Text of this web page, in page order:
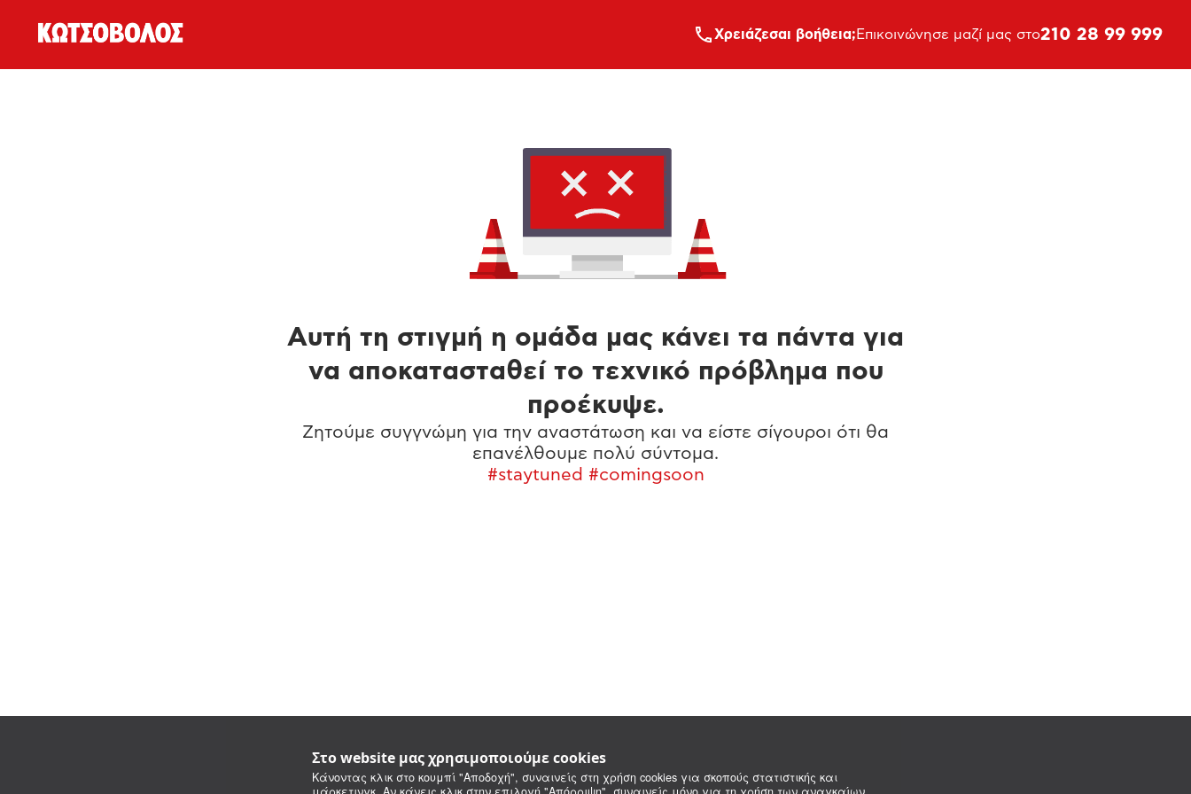
Στο website μας χρησιμοποιούμε cookies
Κάνοντας κλικ στο κουμπί "Αποδοχή", συναινείς στη χρήση cookies για σκοπούς στατιστικής και
Xρειάζεσαι βοήθεια; Επικοινώνησε μαζί μας στο210 28 99 999
Αυτή τη στιγμή η ομάδα μας κάνει τα πάντα για
να αποκατασταθεί το τεχνικό πρόβλημα που
προέκυψε.
Ζητούμε συγγνώμη για την αναστάτωση και να είστε σίγουροι ότι θα
επανέλθουμε πολύ σύντομα.
#staytuned #comingsoon